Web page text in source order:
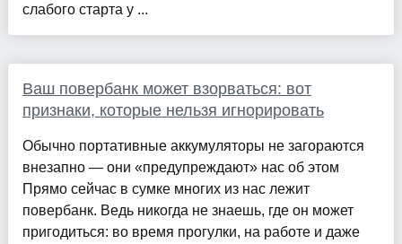
слабого старта у ...
Ваш повербанк может взорваться: вот
признаки, которые нельзя игнорировать
Обычно портативные аккумуляторы не загораются
внезапно — они «предупреждают» нас об этом
Прямо сейчас в сумке многих из нас лежит
повербанк. Ведь никогда не знаешь, где он может
пригодиться: во время прогулки, на работе и даже